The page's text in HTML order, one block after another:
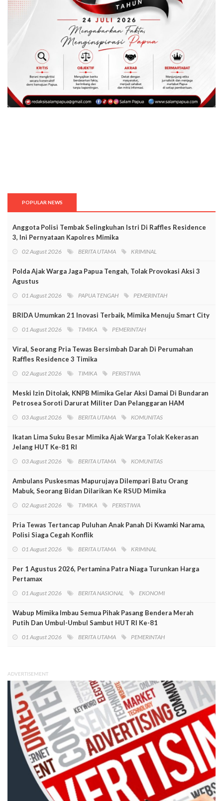
POPULAR NEWS
Anggota Polisi Tembak Selingkuhan Istri Di Raffles Residence
3, Ini Pernyataan Kapolres Mimika
02 August 2026 BERITA UTAMA KRIMINAL
Polda Ajak Warga Jaga Papua Tengah, Tolak Provokasi Aksi 3
Agustus
01 August 2026 PAPUA TENGAH PEMERINTAH
BRIDA Umumkan 21 Inovasi Terbaik, Mimika Menuju Smart City
01 August 2026 TIMIKA PEMERINTAH
Viral, Seorang Pria Tewas Bersimbah Darah Di Perumahan
Raffles Residence 3 Timika
02 August 2026 TIMIKA PERISTIWA
Meski Izin Ditolak, KNPB Mimika Gelar Aksi Damai Di Bundaran
Petrosea Soroti Darurat Militer Dan Pelanggaran HAM
03 August 2026 BERITA UTAMA KOMUNITAS
Ikatan Lima Suku Besar Mimika Ajak Warga Tolak Kekerasan
Jelang HUT Ke-81 RI
03 August 2026 BERITA UTAMA KOMUNITAS
Ambulans Puskesmas Mapurujaya Dilempari Batu Orang
Mabuk, Seorang Bidan Dilarikan Ke RSUD Mimika
02 August 2026 TIMIKA PERISTIWA
Pria Tewas Tertancap Puluhan Anak Panah Di Kwamki Narama,
Polisi Siaga Cegah Konflik
01 August 2026 BERITA UTAMA KRIMINAL
Per 1 Agustus 2026, Pertamina Patra Niaga Turunkan Harga
Pertamax
01 August 2026 BERITA NASIONAL EKONOMI
Wabup Mimika Imbau Semua Pihak Pasang Bendera Merah
Putih Dan Umbul-Umbul Sambut HUT RI Ke-81
01 August 2026 BERITA UTAMA PEMERINTAH
ADVERTISEMENT